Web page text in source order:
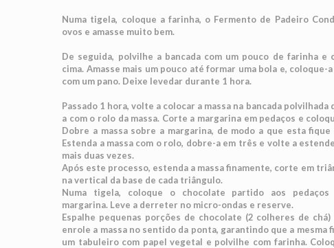
Numa tigela, coloque a farinha, o Fermento de Padeiro
ovos e amasse muito bem.
De seguida, polvilhe a bancada com um pouco de farinha e
cima. Amasse mais um pouco até formar uma bola e,
com um pano. Deixe levedar durante 1 hora.
Passado 1 hora, volte a colocar a massa na bancada
a com o rolo da massa. Corte a margarina em pedaços e
Dobre a massa sobre a margarina, de modo a que esta
Estenda a massa com o rolo, dobre-a em três e volte a
mais duas vezes.
Após este processo, estenda a massa finamente, corte em
na vertical da base de cada triângulo.
Numa tigela, coloque o chocolate partido aos
margarina. Leve a derreter no micro-ondas e reserve.
Espalhe pequenas porções de chocolate (2 colheres de
enrole a massa no sentido da ponta, garantindo que a mesma
um tabuleiro com papel vegetal e polvilhe com farinha.